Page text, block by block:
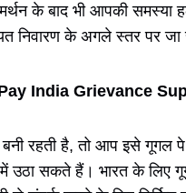
के बाद भी आपकी समस्या
निवारण के अगले स्तर पर
India Grievance
रहती है, तो आप इसे गूगल
में उठा सकते हैं। भारत के लिए